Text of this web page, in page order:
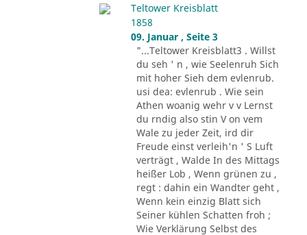
Teltower Kreisblatt
1858
09. Januar , Seite 3
"...Teltower Kreisblatt3 . Willst
du seh ' n , wie Seelenruh Sich
mit hoher Sieh dem evlenrub.
usi dea: evlenrub . Wie sein
Athen woanig wehr v v Lernst
du rndig also stin V on vem
Wale zu jeder Zeit, ird dir
Freude einst verleih'n ' S Luft
verträgt , Walde In des Mittags
heißer Lob , Wenn grünen zu ,
regt : dahin ein Wandter geht ,
Wenn kein einzig Blatt sich
Seiner kühlen Schatten froh ;
Wie Verklärung Selbst des